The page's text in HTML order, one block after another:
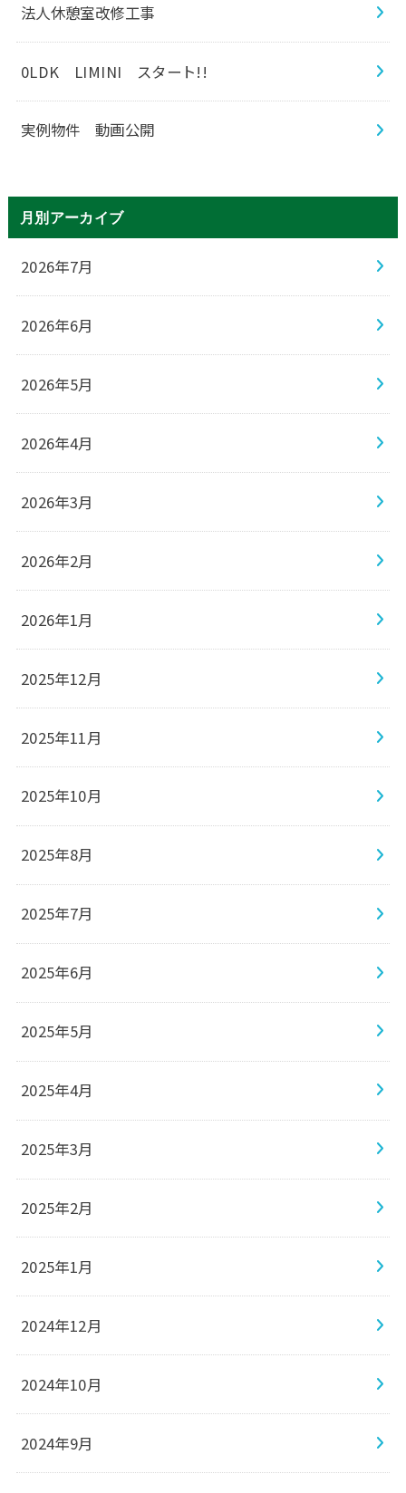
法人休憩室改修工事
0LDK LIMINI スタート!!
実例物件 動画公開
月別アーカイブ
2026年7月
2026年6月
2026年5月
2026年4月
2026年3月
2026年2月
2026年1月
2025年12月
2025年11月
2025年10月
2025年8月
2025年7月
2025年6月
2025年5月
2025年4月
2025年3月
2025年2月
2025年1月
2024年12月
2024年10月
2024年9月